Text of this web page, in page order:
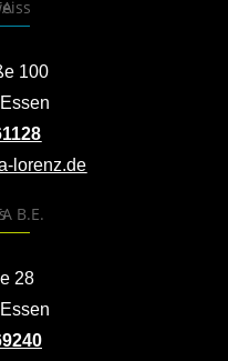
100
lorenz.de
28